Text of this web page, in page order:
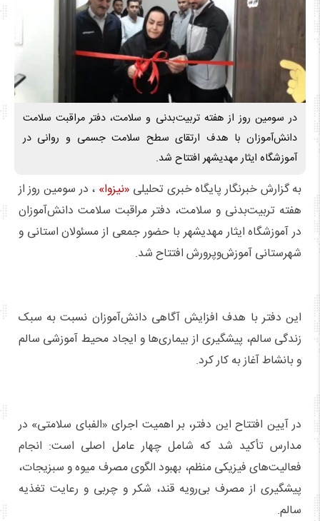
در سومین روز از هفته تربیت‌بدنی و سلامت، دفتر مراقبت سلامت
دانش‌آموزان با هدف ارتقای سطح سلامت جسمی و روانی در
آموزشگاه ایثار مهدیشهر افتتاح شد.
به گزارش خبرنگار پایگاه خبری تحلیلی «نیزوا» ، در سومین روز از
هفته تربیت‌بدنی و سلامت، دفتر مراقبت سلامت دانش‌آموزان
در آموزشگاه ایثار مهدیشهر با حضور جمعی از مسئولان استانی و
شهرستانی آموزش‌وپرورش افتتاح شد.
این دفتر با هدف افزایش آگاهی دانش‌آموزان نسبت به سبک
زندگی سالم، پیشگیری از بیماری‌ها و ایجاد محیط آموزشی سالم
و بانشاط آغاز به کار کرد.
در آیین افتتاح این دفتر، بر اهمیت اجرای «الفبای سلامتی» در
مدارس تأکید شد که شامل چهار عامل اصلی است: انجام
فعالیت‌های فیزیکی منظم، بهبود الگوی مصرف میوه و سبزیجات،
پیشگیری از مصرف بی‌رویه قند، شکر و چربی و رعایت تغذیه
سالم.